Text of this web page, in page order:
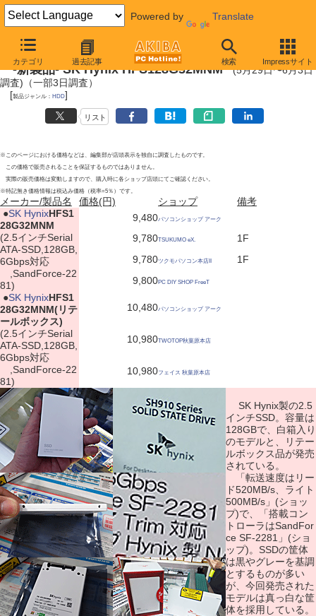
Powered by Translate
カテゴリ 過去記事 検索 Impressサイト
2012年6月3日
-新製品- SK Hynix HFS128G32MNM(5月29日〜6月3日
調査)（一部3日調査）
[製品ジャンル： HDD]
リスト
※このページにおける価格などは、編集部が店頭表示を独自に調査したものです。
この価格で販売されることを保証するものではありません。
実際の販売価格は変動しますので、購入時に各ショップ店頭にてご確認ください。
※特記無き価格情報は税込み価格（税率=5％）です。
メーカー/製品名 価格(円) ショップ
備考
●SK HynixHFS1
28G32MNM
(2.5インチSerial
ATA-SSD,128GB,
6Gbps対応
,SandForce-22
81)
9,480パソコンショップ アーク
9,780TSUKUMO eX.
1F
9,780ツクモパソコン本店II
1F
9,800PC DIY SHOP FreeT
●SK HynixHFS1
28G32MNM(リテ
ールボックス)
(2.5インチSerial
ATA-SSD,128GB,
6Gbps対応
,SandForce-22
81)
10,480パソコンショップ アーク
10,980TWOTOP秋葉原本店
10,980フェイス 秋葉原本店
SK Hynix製の2.5
インチSSD。容量は
128GBで、白箱入り
のモデルと、リテー
ルボックス品が発売
されている。
「転送速度はリー
ド520MB/s、ライト
500MB/s」(ショッ
プ)で、「搭載コン
トローラはSandFor
ce SF-2281」(ショ
ップ)。SSDの筐体
は黒やグレーを基調
とするものが多い
が、今回発売された
モデルは真っ白な筐
体を採用している。